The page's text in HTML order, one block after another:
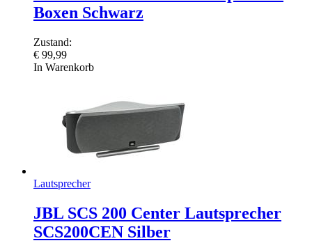
Boxen Schwarz
Zustand:
€ 99,99
In Warenkorb
Lautsprecher
JBL SCS 200 Center Lautsprecher
SCS200CEN Silber